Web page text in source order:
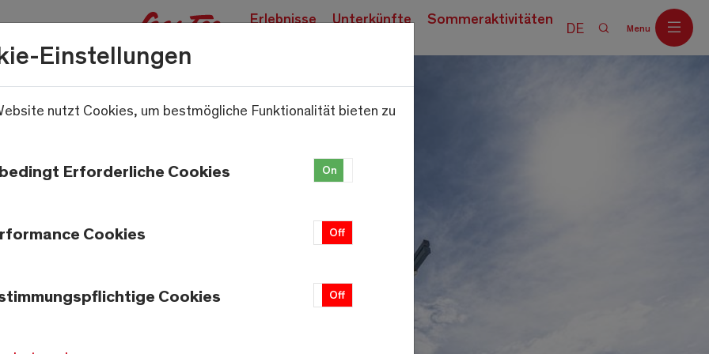
Erlebnisse
Unterkünfte Sommeraktivitäten DE Menu
Einstellungen
nutzt Cookies, um bestmögliche Funktionalität bieten zu
Erforderliche Cookies On
Cookies Off
Cookies Off